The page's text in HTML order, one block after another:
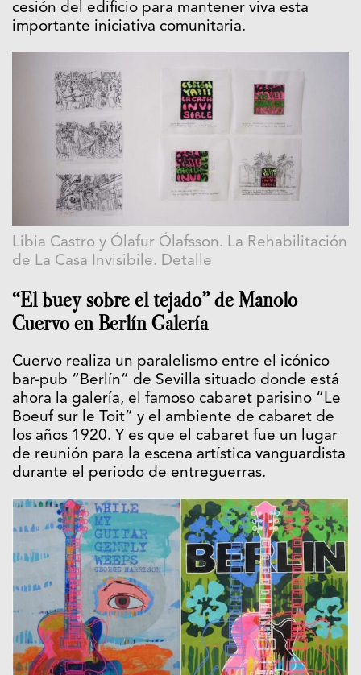
cesión del edificio para mantener viva esta
importante iniciativa comunitaria.
Libia Castro y Ólafur Ólafsson. La Rehabilitación
de La Casa Invisibile. Detalle
“El buey sobre el tejado” de Manolo
Cuervo en Berlín Galería
Cuervo realiza un paralelismo entre el icónico
bar-pub “Berlín” de Sevilla situado donde está
ahora la galería, el famoso cabaret parisino “Le
Boeuf sur le Toit” y el ambiente de cabaret de
los años 1920. Y es que el cabaret fue un lugar
de reunión para la escena artística vanguardista
durante el período de entreguerras.